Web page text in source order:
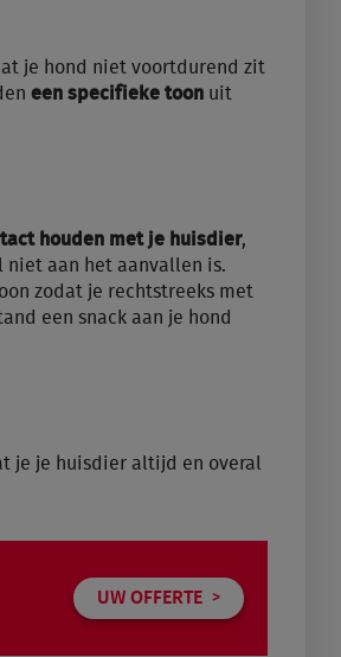
je hond niet voortdurend zit
een specifieke toon uit
houden met je huisdier,
niet aan het aanvallen is.
zodat je rechtstreeks met
een snack aan je hond
je je huisdier altijd en overal
UW OFFERTE